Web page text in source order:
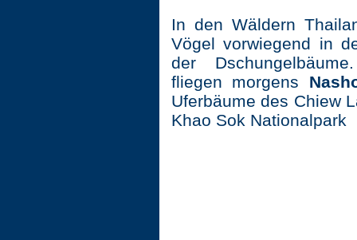
In den Wäldern
Vögel vorwiegend in
der
fliegen morgens
Uferbäume des Chiew
Khao Sok Nationalpark